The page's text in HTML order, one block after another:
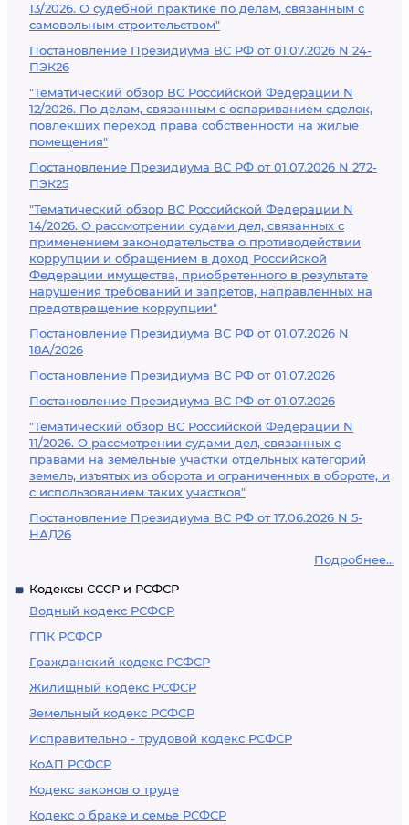
13/2026. О судебной практике по делам, связанным с
самовольным строительством"
Постановление Президиума ВС РФ от 01.07.2026 N 24-
ПЭК26
"Тематический обзор ВС Российской Федерации N
12/2026. По делам, связанным с оспариванием сделок,
повлекших переход права собственности на жилые
помещения"
Постановление Президиума ВС РФ от 01.07.2026 N 272-
ПЭК25
"Тематический обзор ВС Российской Федерации N
14/2026. О рассмотрении судами дел, связанных с
применением законодательства о противодействии
коррупции и обращением в доход Российской
Федерации имущества, приобретенного в результате
нарушения требований и запретов, направленных на
предотвращение коррупции"
Постановление Президиума ВС РФ от 01.07.2026 N
18А/2026
Постановление Президиума ВС РФ от 01.07.2026
Постановление Президиума ВС РФ от 01.07.2026
"Тематический обзор ВС Российской Федерации N
11/2026. О рассмотрении судами дел, связанных с
правами на земельные участки отдельных категорий
земель, изъятых из оборота и ограниченных в обороте, и
с использованием таких участков"
Постановление Президиума ВС РФ от 17.06.2026 N 5-
НАД26
Подробнее...
Кодексы СССР и РСФСР
Водный кодекс РСФСР
ГПК РСФСР
Гражданский кодекс РСФСР
Жилищный кодекс РСФСР
Земельный кодекс РСФСР
Исправительно - трудовой кодекс РСФСР
КоАП РСФСР
Кодекс законов о труде
Кодекс о браке и семье РСФСР